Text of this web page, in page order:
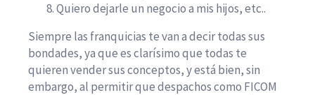
Quiero dejarle un negocio a mis hijos, etc..
Siempre las franquicias te van a decir todas sus
bondades, ya que es clarísimo que todas te
quieren vender sus conceptos, y está bien, sin
embargo, al permitir que despachos como FICOM